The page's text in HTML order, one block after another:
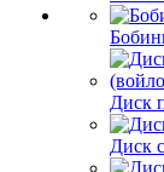
Диск
Диск